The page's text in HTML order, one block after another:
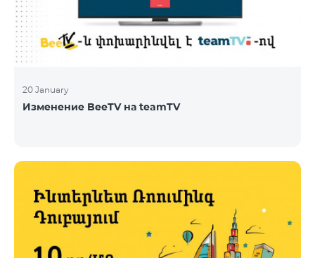
20 January
Изменение BeeTV на teamTV